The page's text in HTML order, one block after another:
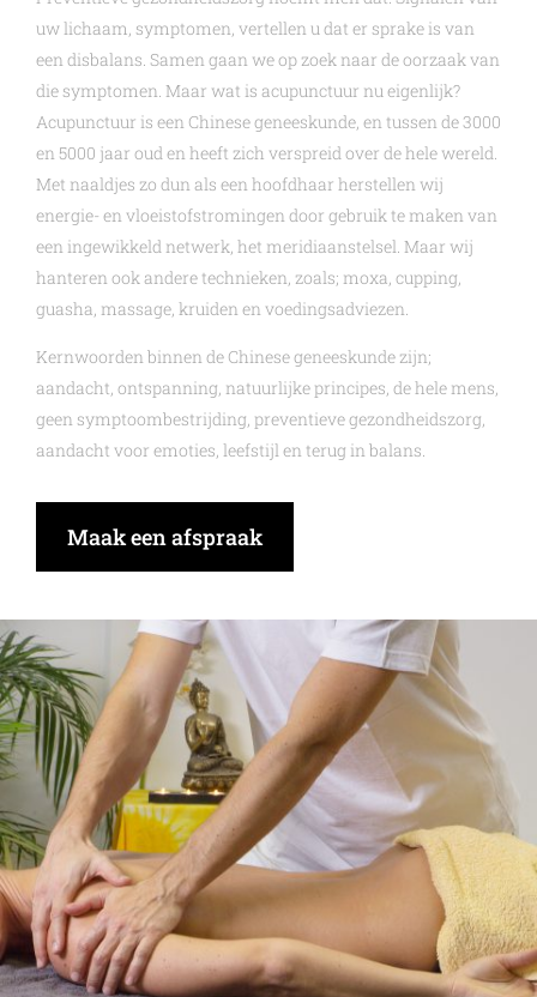
uw lichaam, symptomen, vertellen u dat er sprake is van
een disbalans. Samen gaan we op zoek naar de oorzaak van
die symptomen. Maar wat is acupunctuur nu eigenlijk?
Acupunctuur is een Chinese geneeskunde, en tussen de 3000
en 5000 jaar oud en heeft zich verspreid over de hele wereld.
Met naaldjes zo dun als een hoofdhaar herstellen wij
energie- en vloeistofstromingen door gebruik te maken van
een ingewikkeld netwerk, het meridiaanstelsel. Maar wij
hanteren ook andere technieken, zoals; moxa, cupping,
guasha, massage, kruiden en voedingsadviezen.
Kernwoorden binnen de Chinese geneeskunde zijn;
aandacht, ontspanning, natuurlijke principes, de hele mens,
geen symptoombestrijding, preventieve gezondheidszorg,
aandacht voor emoties, leefstijl en terug in balans.
Maak een afspraak